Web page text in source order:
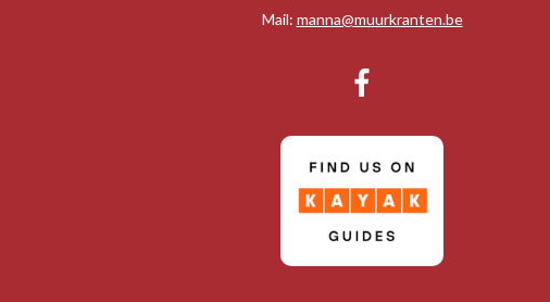
Mail: manna@muurkranten.be